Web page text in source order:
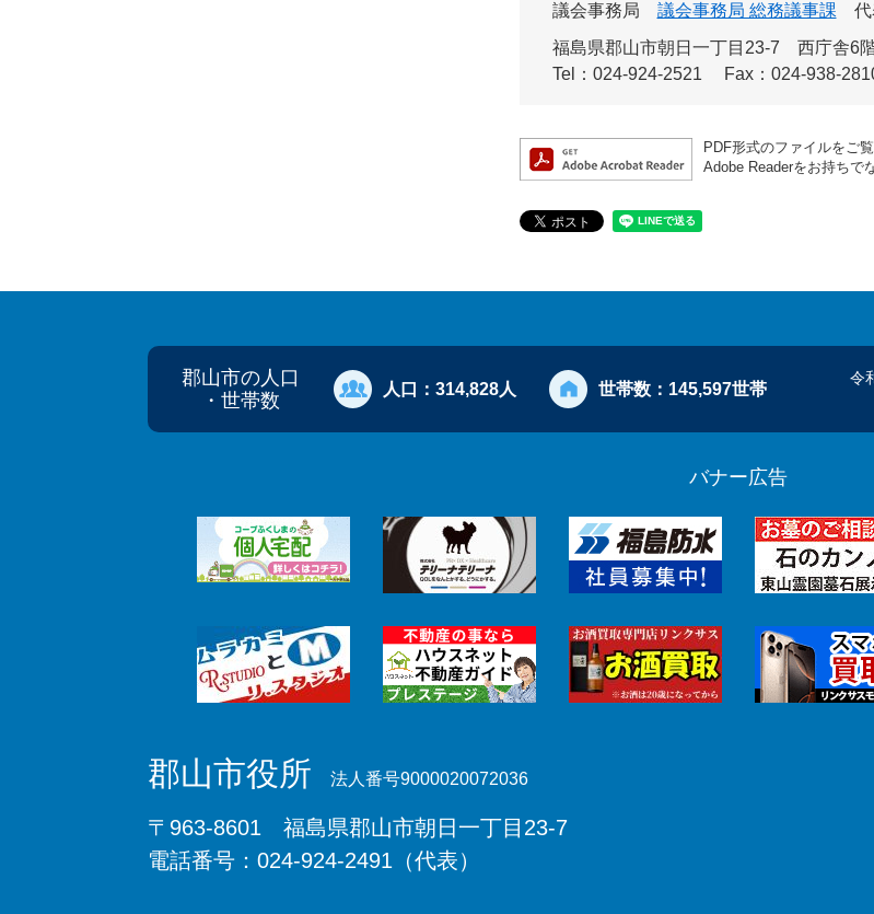
議会事務局
議会事務局 総務議事課
福島県郡山市朝日一丁目23-7 西庁舎6
Tel：024-924-2521
Fax：024-938-
PDF形式のファイルをご
Adobe Readerをお持ちで
郡山市の人口
・世帯数
人口： 314,828人 世帯数： 145,597世帯
令
バナー広告
郡山市役所 法人番号9000020072036
〒963-8601 福島県郡山市朝日一丁目23-7
電話番号：024-924-2491（代表）